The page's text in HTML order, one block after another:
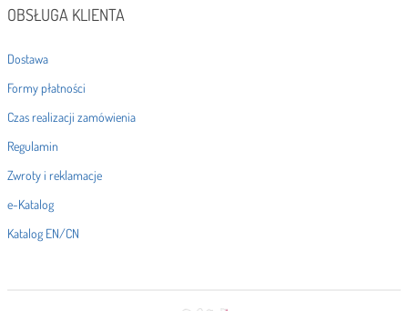
OBSŁUGA KLIENTA
Dostawa
Formy płatności
Czas realizacji zamówienia
Regulamin
Zwroty i reklamacje
e-Katalog
Katalog EN/CN